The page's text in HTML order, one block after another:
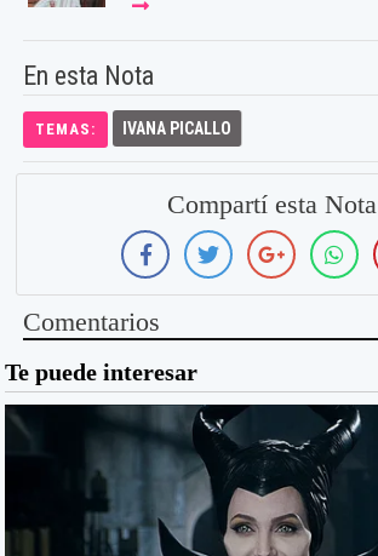
En esta Nota
TEMAS: IVANA PICALLO
Compartí esta Nota
Comentarios